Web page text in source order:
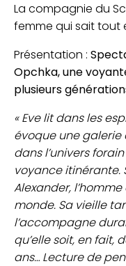
La compagnie du
femme qui sait tout
Présentation :
Opchka, une
plusieurs
« Eve lit dans les
évoque une
dans l’univers
voyance
Alexander,
monde. Sa vieille
l’accompagne
qu’elle soit, en fait,
ans… Lecture de